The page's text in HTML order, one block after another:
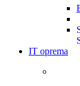
IT oprema